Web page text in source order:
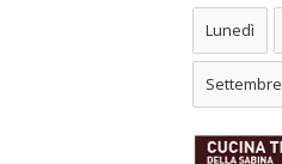
Lunedì
Settembre